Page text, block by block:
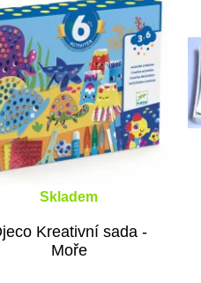
Skladem
Kreativní sada -
Moře